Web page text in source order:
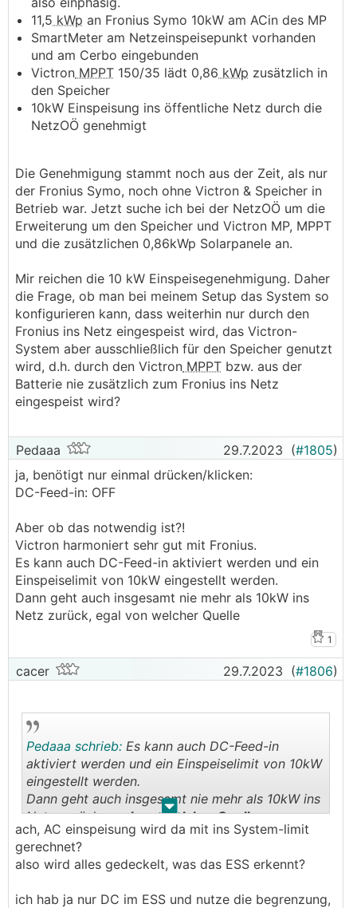
11,5 kWp an Fronius Symo 10kW am ACin des MP
SmartMeter am Netzeinspeisepunkt vorhanden
und am Cerbo eingebunden
Victron MPPT 150/35 lädt 0,86 kWp zusätzlich in
den Speicher
10kW Einspeisung ins öffentliche Netz durch die
NetzOÖ genehmigt
Die Genehmigung stammt noch aus der Zeit, als nur
der Fronius Symo, noch ohne Victron & Speicher in
Betrieb war. Jetzt suche ich bei der NetzOÖ um die
Erweiterung um den Speicher und Victron MP, MPPT
und die zusätzlichen 0,86kWp Solarpanele an.
Mir reichen die 10 kW Einspeisegenehmigung. Daher
die Frage, ob man bei meinem Setup das System so
konfigurieren kann, dass weiterhin nur durch den
Fronius ins Netz eingespeist wird, das Victron-
System aber ausschließlich für den Speicher genutzt
wird, d.h. durch den Victron MPPT bzw. aus der
Batterie nie zusätzlich zum Fronius ins Netz
eingespeist wird?
Pedaaa 29.7.2023 (#1805)
ja, benötigt nur einmal drücken/klicken:
DC-Feed-in: OFF
Aber ob das notwendig ist?!
Victron harmoniert sehr gut mit Fronius.
Es kann auch DC-Feed-in aktiviert werden und ein
Einspeiselimit von 10kW eingestellt werden.
Dann geht auch insgesamt nie mehr als 10kW ins
Netz zurück, egal von welcher Quelle
1
cacer 29.7.2023 (#1806)
. .
Pedaaa schrieb: Es kann auch DC-Feed-in
aktiviert werden und ein Einspeiselimit von 10kW
eingestellt werden.
Dann geht auch insgesamt nie mehr als 10kW ins
Netz zurück,egal von welcher Quelle
ach, AC einspeisung wird da mit ins System-limit
gerechnet?
also wird alles gedeckelt, was das ESS erkennt?
ich hab ja nur DC im ESS und nutze die begrenzung,